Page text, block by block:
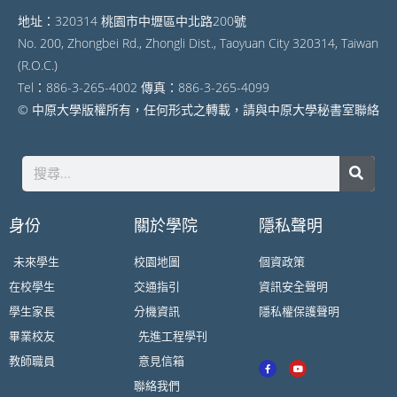
地址：320314 桃園市中壢區中北路200號
No. 200, Zhongbei Rd., Zhongli Dist., Taoyuan City 320314, Taiwan
(R.O.C.)
Tel：886-3-265-4002 傳真：886-3-265-4099
© 中原大學版權所有，任何形式之轉載，請與中原大學秘書室聯絡
身份
未來學生
在校學生
學生家長
畢業校友
教師職員
關於學院
校園地圖
交通指引
分機資訊
先進工程學刊
意見信箱
聯絡我們
隱私聲明
個資政策
資訊安全聲明
隱私權保護聲明